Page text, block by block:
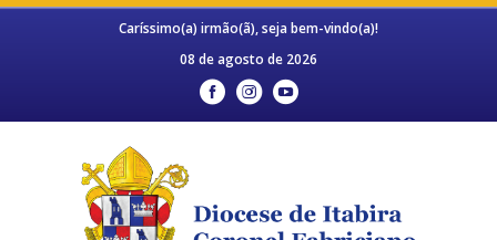
Caríssimo(a) irmão(ã), seja bem-vindo(a)!
08 de agosto de 2026